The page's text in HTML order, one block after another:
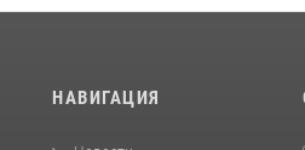
НАВИГАЦИЯ